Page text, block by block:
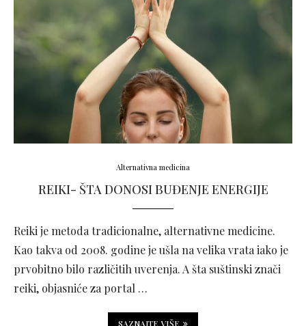
Alternativna medicina
REIKI- ŠTA DONOSI BUĐENJE ENERGIJE
Reiki je metoda tradicionalne, alternativne medicine.
Kao takva od 2008. godine je ušla na velika vrata iako je
prvobitno bilo različitih uverenja. A šta suštinski znači
reiki, objasniće za portal …
SAZNAJTE VIŠE